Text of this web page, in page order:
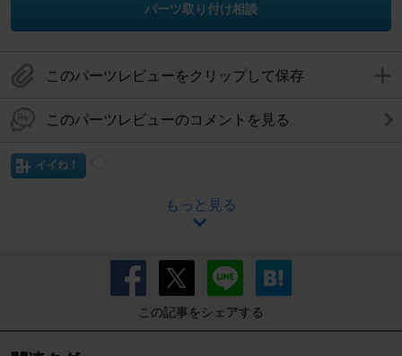
パーツ取り付け相談
このパーツレビューをクリップして保存
このパーツレビューのコメントを見る
イイね！
もっと見る
この記事をシェアする